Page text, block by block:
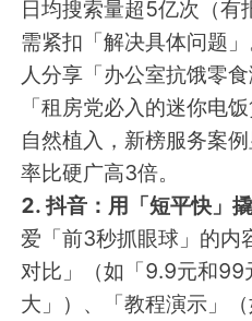
日均搜索量超5亿次（有
需紧扣「解决具体问题
人分享「办公室抗饿零
「租房党必入的迷你电
自然植入，新榜服务案
率比硬广高3倍。
2. 抖音：用「短平快」
爱「前3秒抓眼球」的内
对比」（如「9.9元和99
大」）、「教程演示」